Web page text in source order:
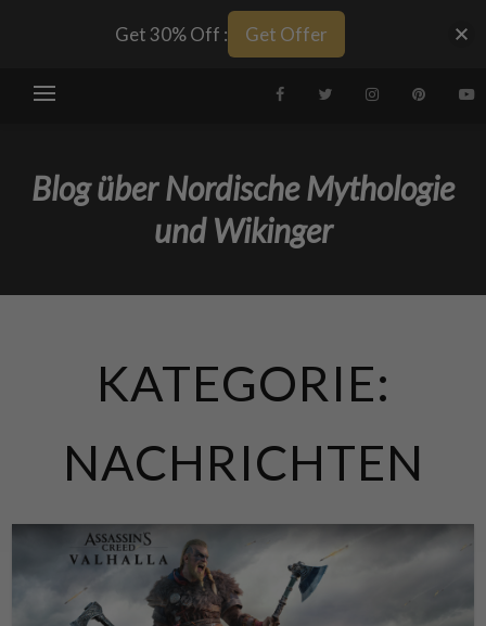
Blog über Nordische Mythologie
und Wikinger
KATEGORIE:
NACHRICHTEN
Get 30% Off : Get Offer